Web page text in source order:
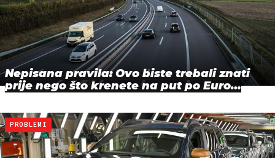
Nepisana pravila: Ovo biste trebali znati
prije nego što krenete na put po Euro…
PROBLEMI